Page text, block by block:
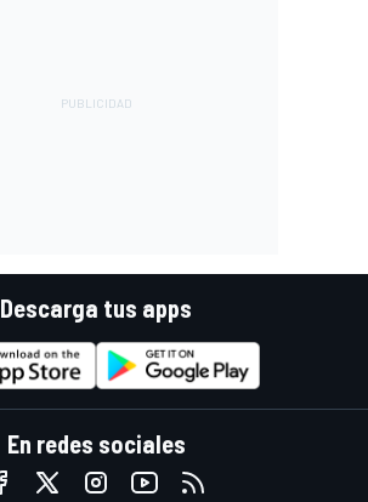
Descarga tus apps
En redes sociales